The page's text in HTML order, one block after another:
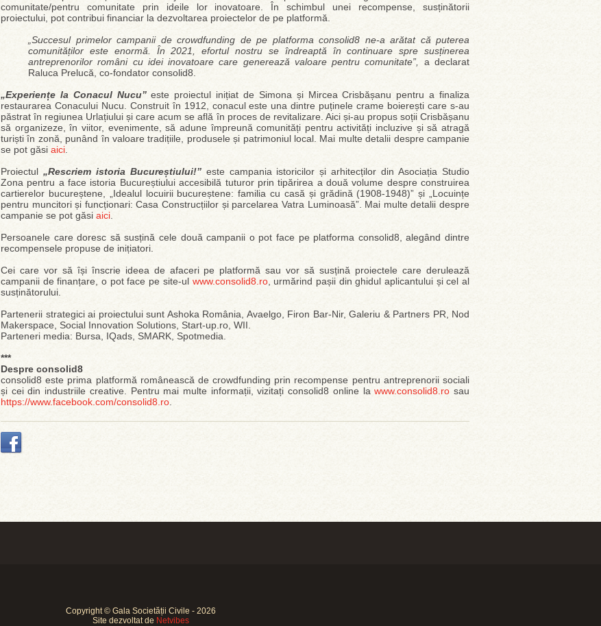
comunitate/pentru comunitate prin ideile lor inovatoare. În schimbul unei recompense, susținătorii
proiectului, pot contribui financiar la dezvoltarea proiectelor de pe platformă.
„Succesul primelor campanii de crowdfunding de pe platforma consolid8 ne-a arătat că puterea
comunităților este enormă. În 2021, efortul nostru se îndreaptă în continuare spre susținerea
antreprenorilor români cu idei inovatoare care generează valoare pentru comunitate”,
a declarat
Raluca Prelucă, co-fondator consolid8.
„Experiențe la Conacul Nucu”este proiectul inițiat de Simona și Mircea Crisbășanu pentru a finaliza
restaurarea Conacului Nucu. Construit în 1912, conacul este una dintre puținele crame boierești care s-au
păstrat în regiunea Urlațiului și care acum se află în proces de revitalizare. Aici și-au propus soții Crisbășanu
să organizeze, în viitor, evenimente, să adune împreună comunități pentru activități incluzive și să atragă
turiști în zonă, punând în valoare tradițiile, produsele și patrimoniul local. Mai multe detalii despre campanie
se pot găsi aici
Proiectul „Rescriem istoria Bucureștiului!”este campania istoricilor și arhitecților din Asociația Studio
Zona pentru a face istoria Bucureștiului accesibilă tuturor prin tipărirea a două volume despre construirea
cartierelor bucureștene, „Idealul locuirii bucureștene: familia cu casă și grădină (1908-1948)” și „Locuințe
pentru muncitori și funcționari: Casa Construcțiilor și parcelarea Vatra Luminoasă”. Mai multe detalii despre
campanie se pot găsi aici
Persoanele care doresc să susțină cele două campanii o pot face pe platforma consolid8, alegând dintre
recompensele propuse de inițiatori.
Cei care vor să își înscrie ideea de afaceri pe platformă sau vor să susțină proiectele care derulează
campanii de finanțare, o pot face pe site-ul www.consolid8.ro, urmărind pașii din ghidul aplicantului și cel al
susținătorului.
Partenerii strategici ai proiectului sunt Ashoka România, Avaelgo, Firon Bar-Nir, Galeriu & Partners PR, Nod
Makerspace, Social Innovation Solutions, Start-up.ro, WII.
Parteneri media: Bursa, IQads, SMARK, Spotmedia.
***
Despre consolid8
consolid8 este prima platformă românească de crowdfunding prin recompense pentru antreprenorii sociali
și cei din industriile creative. Pentru mai multe informații, vizitați consolid8 online lawww.consolid8.ro sau
https://www.facebook.com/consolid8.ro
Copyright © Gala Societății Civile - 2026
Site dezvoltat de Netvibes